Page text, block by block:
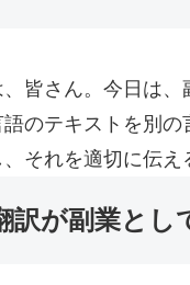
皆さん。今日は
のテキストを別
それを適切に伝え
訳が副業とし